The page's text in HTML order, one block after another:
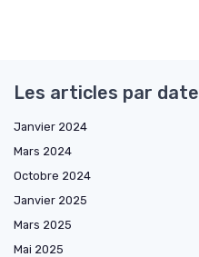
Les articles par date
Janvier 2024
Mars 2024
Octobre 2024
Janvier 2025
Mars 2025
Mai 2025